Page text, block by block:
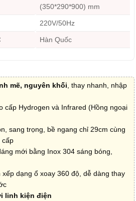
(350*290*900) mm
220V/50Hz
Hàn Quốc
mẽ, nguyên khối , thay nhanh, nhập
cấp Hydrogen và Infrared (Hồng ngoại
sang trọng, bề ngang chỉ 29cm cùng
cấp
mới bằng Inox 304 sáng bóng,
dạng ổ xoay 360 độ, dễ dàng thay
linh kiện điện